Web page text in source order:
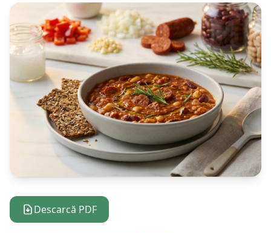
Descarcă PDF